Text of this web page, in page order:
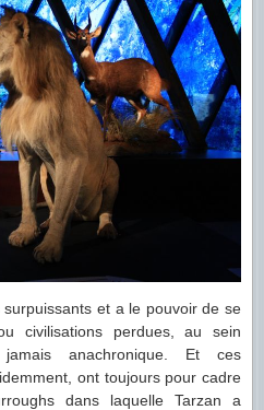
et a le pouvoir de se
civilisations perdues, au sein
anachronique. Et ces
ont toujours pour cadre
dans laquelle Tarzan a